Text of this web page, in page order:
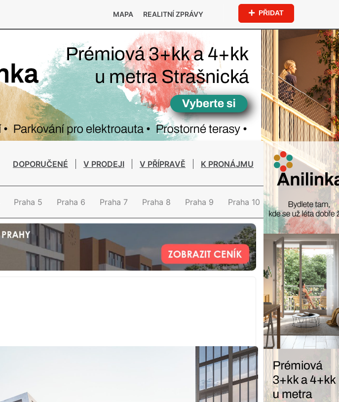
MAPA REALITNÍ ZPRÁVY PŘIDAT
DOPORUČENÉ V PRODEJI V PŘÍPRAVĚ K PRONÁJMU
Praha 5 Praha 6 Praha 7 Praha 8 Praha 9 Praha 10